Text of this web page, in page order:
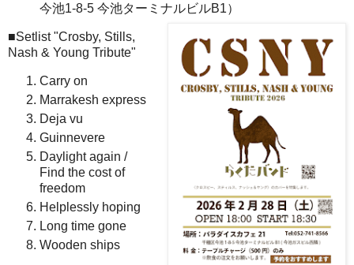
今池1-8-5 今池ターミナルビルB1）
■Setlist "Crosby, Stills,
Nash & Young Tribute"
Carry on
Marrakesh express
Deja vu
Guinnevere
Daylight again /
Find the cost of
freedom
Helplessly hoping
Long time gone
Wooden ships